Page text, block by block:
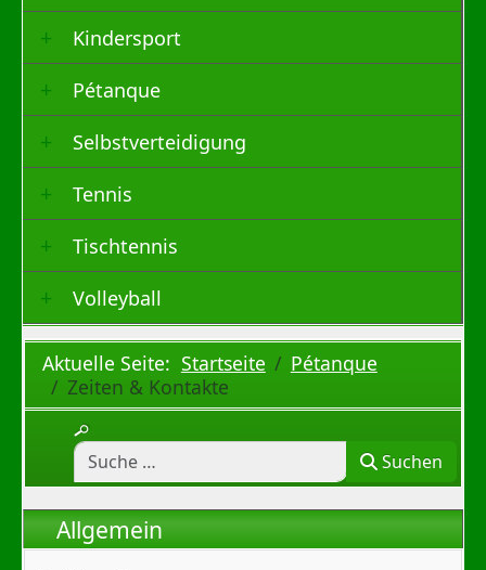
Kindersport
Pétanque
Selbstverteidigung
Tennis
Tischtennis
Volleyball
Aktuelle Seite: Startseite
Pétanque
Zeiten & Kontakte
Suchen
Allgemein